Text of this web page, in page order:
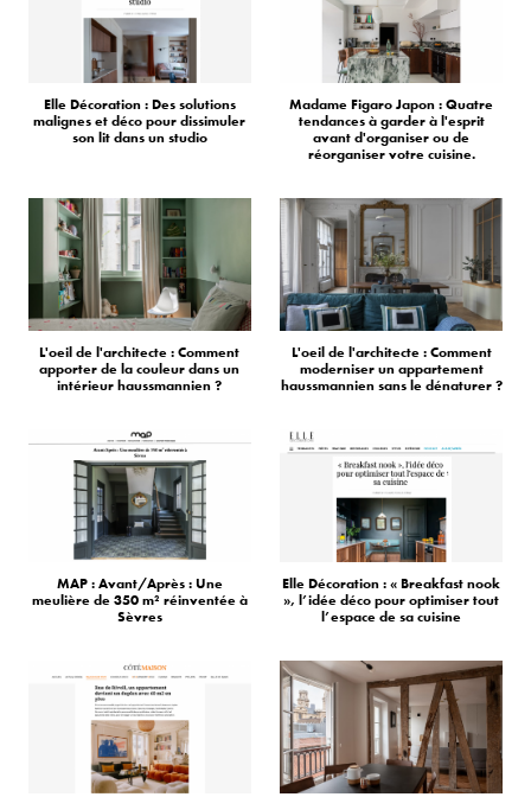
Elle Décoration : Des solutions
malignes et déco pour dissimuler
son lit dans un studio
Madame Figaro Japon : Quatre
tendances à garder à l'esprit
avant d'organiser ou de
réorganiser votre cuisine.
L'oeil de l'architecte : Comment
apporter de la couleur dans un
intérieur haussmannien ?
L'oeil de l'architecte : Comment
moderniser un appartement
haussmannien sans le dénaturer ?
MAP : Avant/Après : Une
meulière de 350 m² réinventée à
Sèvres
Elle Décoration : « Breakfast nook
», l’idée déco pour optimiser tout
l’espace de sa cuisine